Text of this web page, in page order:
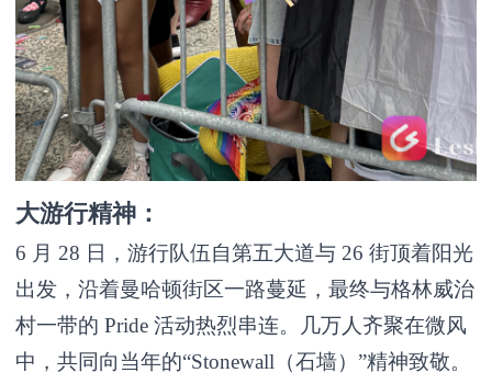
大游行精神：
6 月 28 日，游行队伍自第五大道与 26 街顶着阳光
出发，沿着曼哈顿街区一路蔓延，最终与格林威治
村一带的 Pride 活动热烈串连。几万人齐聚在微风
中，共同向当年的“Stonewall（石墙）”精神致敬。